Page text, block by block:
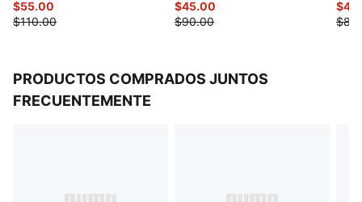
$55.00
$110.00
$45.00
$90.00
PRODUCTOS COMPRADOS JUNTOS
FRECUENTEMENTE